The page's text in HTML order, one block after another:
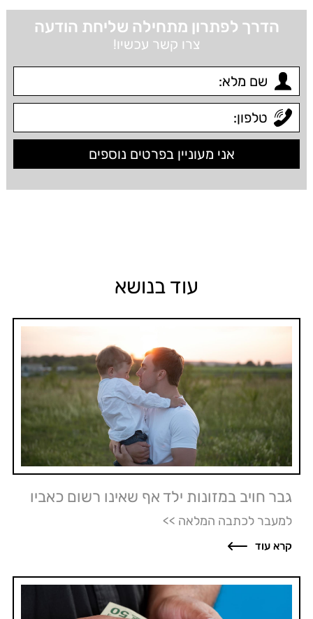
הדרך לפתרון מתחילה שליחת הודעה
צרו קשר עכשיו!
עוד בנושא
גבר חויב במזונות ילד אף שאינו רשום כאביו
למעבר לכתבה המלאה >>
קרא עוד